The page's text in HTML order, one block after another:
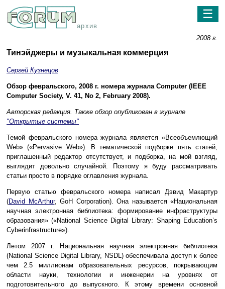
архив
☰
2008 г.
Тинэйджеры и музыкальная коммерция
Сергей Кузнецов
Обзор февральского, 2008 г. номера журнала Computer (IEEE
Computer Society, V. 41, No 2, February 2008).
Авторская редакция. Также обзор опубликован в журнале
"Открытые системы"
Темой февральского номера журнала является «Всеобъемлющий
Web» («Pervasive Web»). В тематической подборке пять статей,
приглашенный редактор отсутствует, и подборка, на мой взгляд,
выглядит довольно случайной. Поэтому я буду рассматривать
статьи просто в порядке оглавления журнала.
Первую статью февральского номера написал Дэвид Макартур
(David McArthur, GoH Corporation). Она называется «Национальная
научная электронная библиотека: формирование инфраструктуры
образования» («National Science Digital Library: Shaping Education’s
Cyberinfrastructure»).
Летом 2007 г. Национальная научная электронная библиотека
(National Science Digital Library, NSDL) обеспечивала доступ к более
чем 2.5 миллионам образовательных ресурсов, покрывающим
области науки, технологии и инженерии на уровнях от
подготовительного до выпускного. К этому времени основной